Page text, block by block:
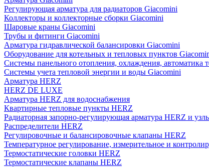
Регулирующая арматура для радиаторов Giacomini
Коллекторы и коллекторные сборки Giacomini
Шаровые краны Giacomini
Трубы и фитинги Giacomini
Арматура гидравлической балансировки Giacomini
Оборудование для котельных и тепловых пунктов
Системы панельного отопления, охлаждения, автоматика
Системы учета тепловой энергии и воды Giacomini
Арматура HERZ
HERZ DE LUXE
Арматура HERZ для водоснабжения
Квартирные тепловые пункты HERZ
Радиаторная запорно-регулирующая арматура HERZ и
Распределители HERZ
Регулировочные и балансировочные клапаны HERZ
Температурное регулирование, измерительное и
Термостатические головки HERZ
Термостатические клапаны HERZ